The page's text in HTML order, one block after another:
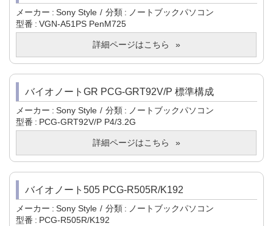
メーカー Sony Style 分類
ノートブックパソコン
型番
VGN-A51PS PenM725
詳細ページはこちら
バイオノートGR PCG-GRT92V/P 標準構成
メーカー Sony Style 分類
ノートブックパソコン
型番
PCG-GRT92V/P P4/3.2G
詳細ページはこちら
バイオノート505 PCG-R505R/K192
メーカー Sony Style 分類
ノートブックパソコン
型番
PCG-R505R/K192